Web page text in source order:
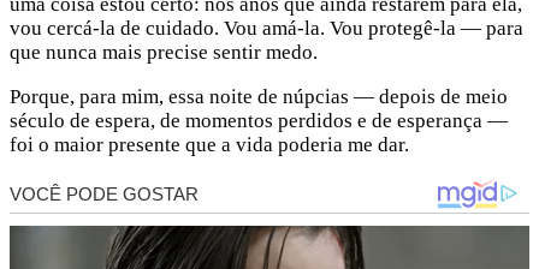
vou cercá-la de cuidado. Vou amá-la. Vou protegê-la — para
que nunca mais precise sentir medo.
Porque, para mim, essa noite de núpcias — depois de meio
século de espera, de momentos perdidos e de esperança —
foi o maior presente que a vida poderia me dar.